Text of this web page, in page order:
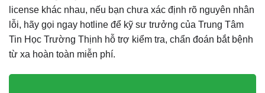
license khác nhau, nếu bạn chưa xác định rõ nguyên nhân
lỗi, hãy gọi ngay hotline để kỹ sư trưởng của Trung Tâm
Tin Học Trường Thịnh hỗ trợ kiểm tra, chẩn đoán bắt bệnh
từ xa hoàn toàn miễn phí.